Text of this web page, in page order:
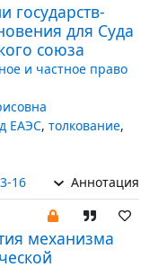
государств-
для Суда
союза
и частное право
ЕАЭС, толкование,
16 Аннотация
механизма